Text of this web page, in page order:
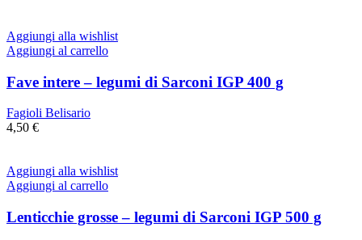
Aggiungi alla wishlist
Aggiungi al carrello
Fave intere – legumi di Sarconi IGP 400 g
Fagioli Belisario
4,50 €
Aggiungi alla wishlist
Aggiungi al carrello
Lenticchie grosse – legumi di Sarconi IGP 500 g